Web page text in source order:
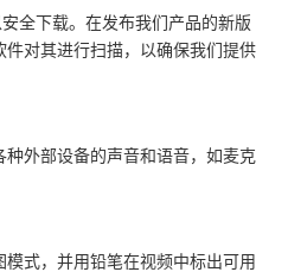
全下载。在发布我们产品的新版
对其进行扫描，以确保我们提供
外部设备的声音和语音，如麦克
式，并用铅笔在视频中标出可用